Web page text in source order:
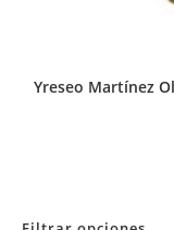
Yreseo Martínez